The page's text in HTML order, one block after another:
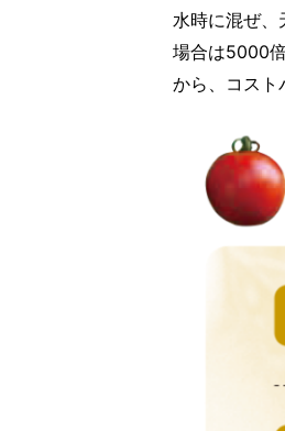
水時に混ぜ
場合は5000
から、コスト